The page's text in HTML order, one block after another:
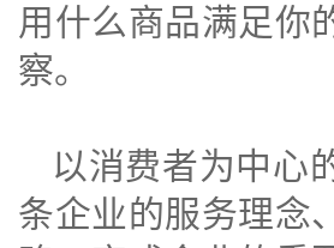
用什么商品满足你
察。
以消费者为中心
条企业的服务理念